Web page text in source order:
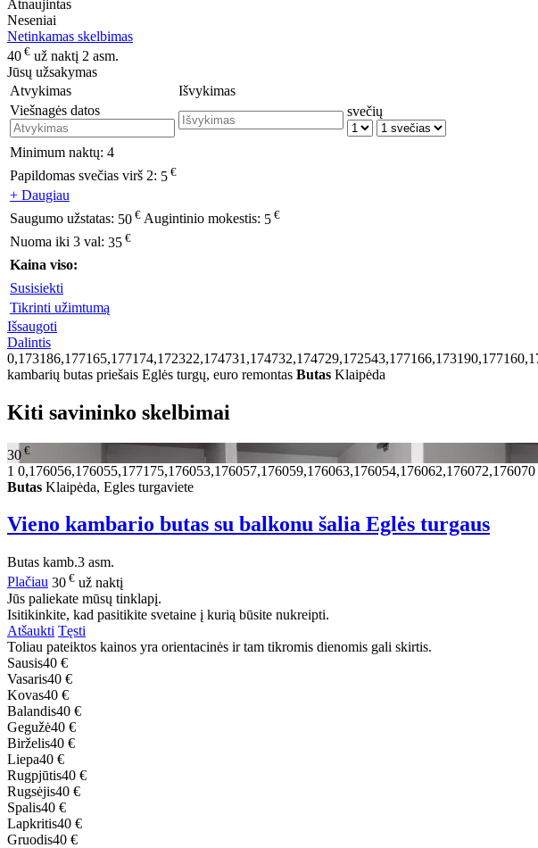
Atnaujintas
Neseniai
Netinkamas skelbimas
40 € už naktį 2 asm.
Jūsų užsakymas
Atvykimas
Išvykimas
Viešnagės datos
svečių
Minimum naktų: 4
Papildomas svečias virš 2: 5 €
+ Daugiau
Saugumo užstatas: 50 € Augintinio mokestis: 5 €
Nuoma iki 3 val: 35 €
Kaina viso:
Susisiekti
Tikrinti užimtumą
Išsaugoti
Dalintis
kambarių butas priešais Eglės turgų, euro remontas Butas Klaipėda
Kiti savininko skelbimai
30 €
1 0,176056,176055,177175,176053,176057,176059,176063,176054,176062,176072,176070
Butas Klaipėda, Egles turgaviete
Vieno kambario butas su balkonu šalia Eglės turgaus
Butas kamb.3 asm.
Plačiau 30 € už naktį
Jūs paliekate mūsų tinklapį.
Isitikinkite, kad pasitikite svetaine į kurią būsite nukreipti.
Atšaukti Tęsti
Toliau pateiktos kainos yra orientacinės ir tam tikromis dienomis gali skirtis.
Sausis40 €
Vasaris40 €
Kovas40 €
Balandis40 €
Gegužė40 €
Birželis40 €
Liepa40 €
Rugpjūtis40 €
Rugsėjis40 €
Spalis40 €
Lapkritis40 €
Gruodis40 €